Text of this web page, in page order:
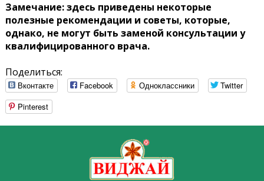
Замечание: здесь приведены некоторые
полезные рекомендации и советы, которые,
однако, не могут быть заменой консультации у
квалифицированного врача.
Поделиться:
Вконтакте Facebook Одноклассники
Twitter
Pinterest